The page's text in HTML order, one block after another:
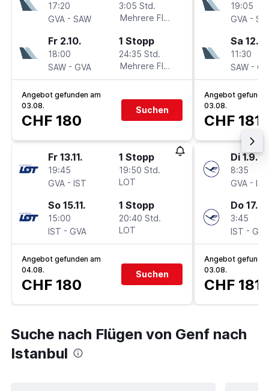
17:20
GVA - SAW
3:05 Std.
Mehrere Fluglinien
Fr 2.10.
18:00
SAW - GVA
1 Stopp
24:35 Std.
Mehrere Fluglinien
Angebot gefunden am
03.08.
CHF 180
Suchen
Fr 13.11.
19:45
GVA - IST
1 Stopp
19:50 Std.
LOT
So 15.11.
15:00
IST - GVA
1 Stopp
20:40 Std.
LOT
Angebot gefunden am
04.08.
CHF 180
Suchen
19:05
GVA -
Sa 12.9.
11:30
SAW -
Angebot
03.08.
CHF 181
Di 1.9.
8:35
GVA - IST
Do 17.9.
3:45
IST - GVA
Angebot
03.08.
CHF 181
Suche nach Flügen von Genf nach
Istanbul